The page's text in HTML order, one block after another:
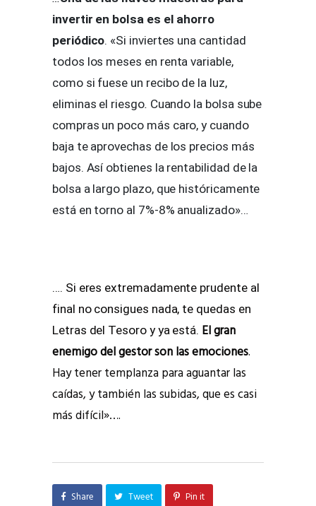
invertir en bolsa es el ahorro
periódico. «Si inviertes una cantidad
todos los meses en renta variable,
como si fuese un recibo de la luz,
eliminas el riesgo. Cuando la bolsa sube
compras un poco más caro, y cuando
baja te aprovechas de los precios más
bajos. Así obtienes la rentabilidad de la
bolsa a largo plazo, que históricamente
está en torno al 7%-8% anualizado»…
…. Si eres extremadamente prudente al
final no consigues nada, te quedas en
Letras del Tesoro y ya está. El gran
enemigo del gestor son las emociones.
Hay tener templanza para aguantar las
caídas, y también las subidas, que es casi
más difícil»….
Share Tweet Pin it